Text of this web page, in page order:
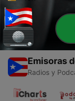
Emisoras
Radios y